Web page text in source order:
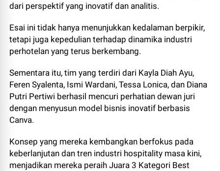
dari perspektif yang inovatif dan analitis.
Esai ini tidak hanya menunjukkan kedalaman berpikir,
tetapi juga kepedulian terhadap dinamika industri
perhotelan yang terus berkembang.
Sementara itu, tim yang terdiri dari Kayla Diah Ayu,
Feren Syalenta, Ismi Wardani, Tessa Lonica, dan Diana
Putri Pertiwi berhasil mencuri perhatian dewan juri
dengan menyusun model bisnis inovatif berbasis
Canva.
Konsep yang mereka kembangkan berfokus pada
keberlanjutan dan tren industri hospitality masa kini,
menjadikan mereka peraih Juara 3 Kategori Best